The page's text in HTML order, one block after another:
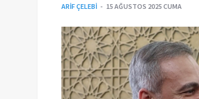
ARİF ÇELEBİ 15 AĞUSTOS 2025 CUMA